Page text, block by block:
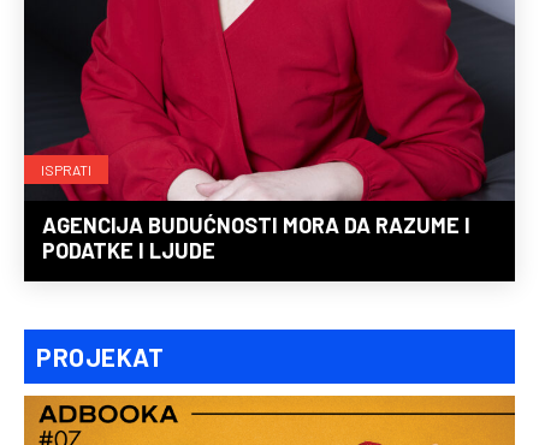
ISPRATI
AGENCIJA BUDUĆNOSTI MORA DA RAZUME I
PODATKE I LJUDE
PROJEKAT